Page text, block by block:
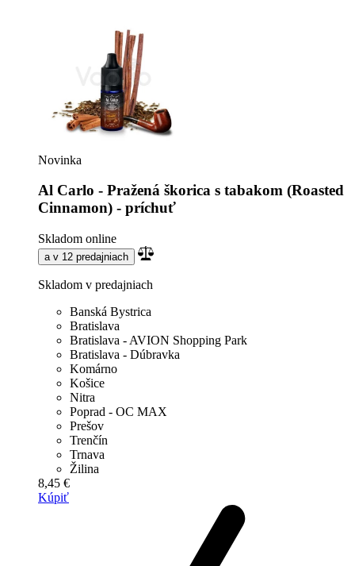
Novinka
Al Carlo - Pražená škorica s tabakom (Roasted
Cinnamon) - príchuť
Skladom online
a v 12 predajniach
Skladom v predajniach
Banská Bystrica
Bratislava
Bratislava - AVION Shopping Park
Bratislava - Dúbravka
Komárno
Košice
Nitra
Poprad - OC MAX
Prešov
Trenčín
Trnava
Žilina
8,45 €
Kúpiť